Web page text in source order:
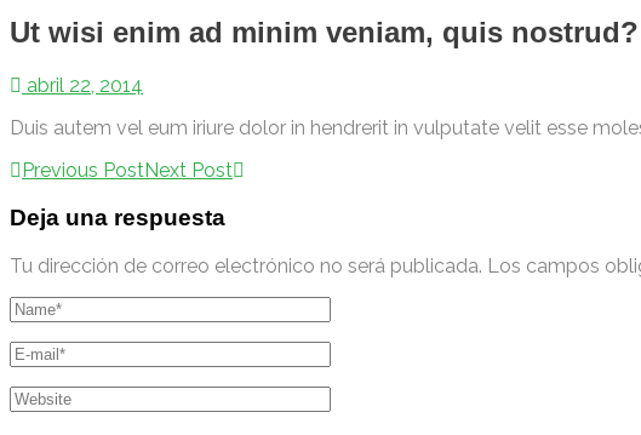
Ut wisi enim ad minim veniam, quis nostrud?
abril 22, 2014
Duis autem vel eum iriure dolor in hendrerit in vulputate velit esse
Post
Previous PostNext Post
Deja una respuesta
Tu dirección de correo electrónico no será publicada. Los campos